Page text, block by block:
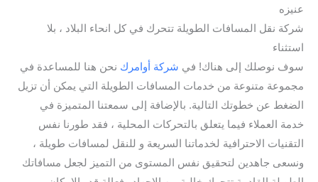
عنيزه
شركة نقل المسافات الطويلة تتحرك في كل انحاء البلاد ، بلا
استثناء
سوف نوصلك إلى هناك! في شركة أوامرك نحن هنا للمساعدة في
مجموعة متنوعة من خدمات المسافات الطويلة التي يمكن أن تزيل
الضغط عن خطوتك التالية. بالإضافة إلى سمعتنا المتميزة في
خدمة العملاء فيما يتعلق بالتحركات المحلية ، فقد طورنا نفس
التقنيات الاحترافية لخدماتنا السريعة و للنقل لمسافات طويلة ،
ونسعى جاهدين لتحقيق نفس المستوى من التميز لجعل مسافاتك